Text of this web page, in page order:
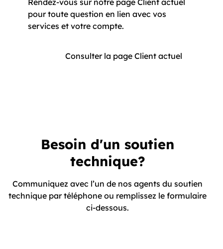
Rendez-vous sur notre page Client actuel
pour toute question en lien avec vos
services et votre compte.
Consulter la page Client actuel
Besoin d'un soutien
technique?
Communiquez avec l’un de nos agents du soutien
technique par téléphone ou remplissez le formulaire
ci-dessous.